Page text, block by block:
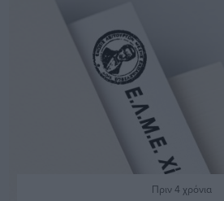
Πριν 4 χρόνια